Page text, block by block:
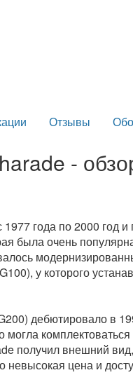
Отзывы
-
года по 2000 год
была очень
у которого
дебютировало в
могла
получил внешний
невысокая цена и